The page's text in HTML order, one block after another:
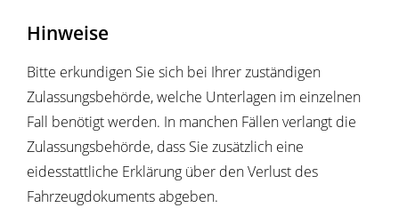
Hinweise
Bitte erkundigen Sie sich bei Ihrer zuständigen
Zulassungsbehörde, welche Unterlagen im einzelnen
Fall benötigt werden. In manchen Fällen verlangt die
Zulassungsbehörde, dass Sie zusätzlich eine
eidesstattliche Erklärung über den Verlust des
Fahrzeugdokuments abgeben.